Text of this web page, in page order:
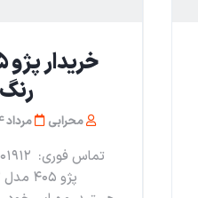
محرابی مرداد 14, 1405